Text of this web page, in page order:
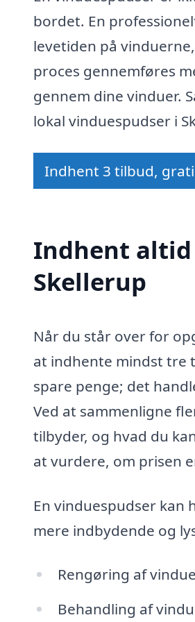
bordet. En
levetiden på
proces gennemføres
gennem dine vinduer.
lokal vinduespudser i
Indhent 3 tilbud,
Indhent altid
Skellerup
Når du står over for
at indhente mindst tre
spare penge; det
Ved at sammenligne
tilbyder, og hvad du
at vurdere, om prisen
En vinduespudser
mere indbydende og
Rengøring af
Behandling af